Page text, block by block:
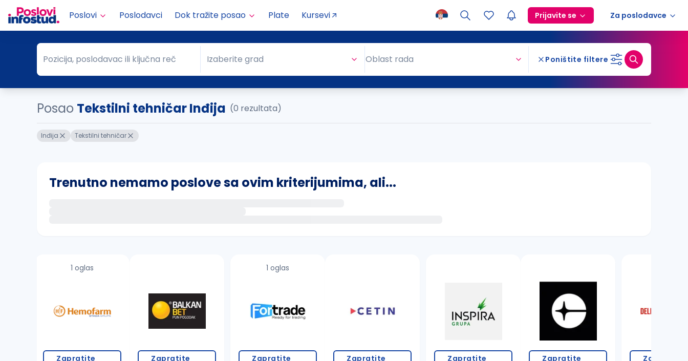
Poslovi Poslodavci Dok tražite posao Plate Kursevi Prijavite se Za poslodavce
Pozicija, poslodavac ili ključna reč
Pozicija, poslodavac ili ključna reč Grad
Izaberite grad Oblast rada Poništite filtere
Posao Tekstilni tehničar Inđija (0 rezultata)
Inđija Tekstilni tehničar
Trenutno nemamo poslove sa ovim kriterijumima, ali...
proverite pravopisne greške (koristite č, ć, š, đ, ž, dž)
povećajte radijus za odabrani grad
1 oglas
Zapratite Zapratite
1 oglas
Zapratite Zapratite Zapratite Zapratite Zapratite